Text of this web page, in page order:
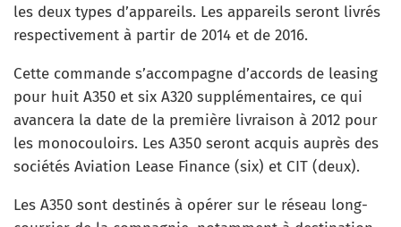
les deux types d’appareils. Les appareils seront livrés
respectivement à partir de 2014 et de 2016.
Cette commande s’accompagne d’accords de leasing
pour huit A350 et six A320 supplémentaires, ce qui
avancera la date de la première livraison à 2012 pour
les monocouloirs. Les A350 seront acquis auprès des
sociétés Aviation Lease Finance (six) et CIT (deux).
Les A350 sont destinés à opérer sur le réseau long-